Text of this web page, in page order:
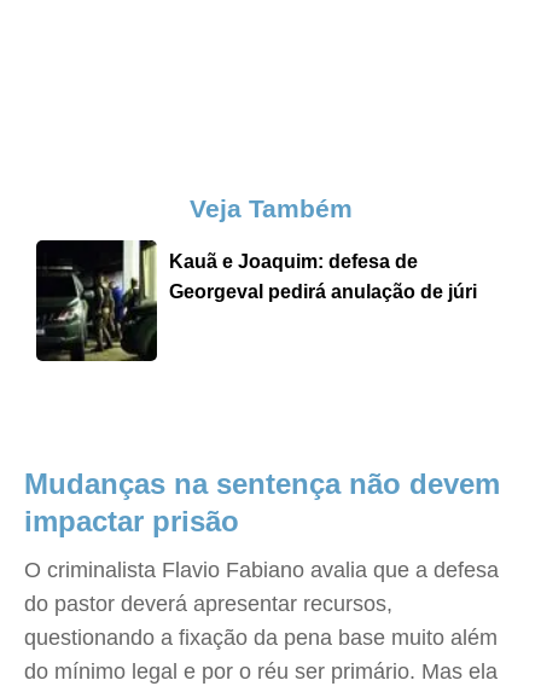
Veja Também
Kauã e Joaquim: defesa de
Georgeval pedirá anulação de júri
Mudanças na sentença não devem
impactar prisão
O criminalista Flavio Fabiano avalia que a defesa
do pastor deverá apresentar recursos,
questionando a fixação da pena base muito além
do mínimo legal e por o réu ser primário. Mas ela